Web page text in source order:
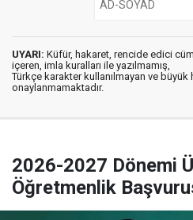
UYARI: Küfür, hakaret, rencide edici
içeren, imla kuralları ile yazılmamış,
Türkçe karakter kullanılmayan ve büyük
onaylanmamaktadır.
2026-2027 Dönemi
Öğretmenlik